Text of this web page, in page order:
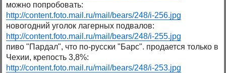
можно попробовать:
http://content.foto.mail.ru/mail/bears/248/i-256.jpg
новогодний уголок лагерных подвалов:
http://content.foto.mail.ru/mail/bears/248/i-255.jpg
пиво "Пардал", что по-русски "Барс". продается только в
Чехии, крепость 3,8%:
http://content.foto.mail.ru/mail/bears/248/i-253.jpg